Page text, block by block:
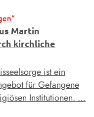
Martin
kirchliche
ist ein
für Gefangene
Institutionen. …